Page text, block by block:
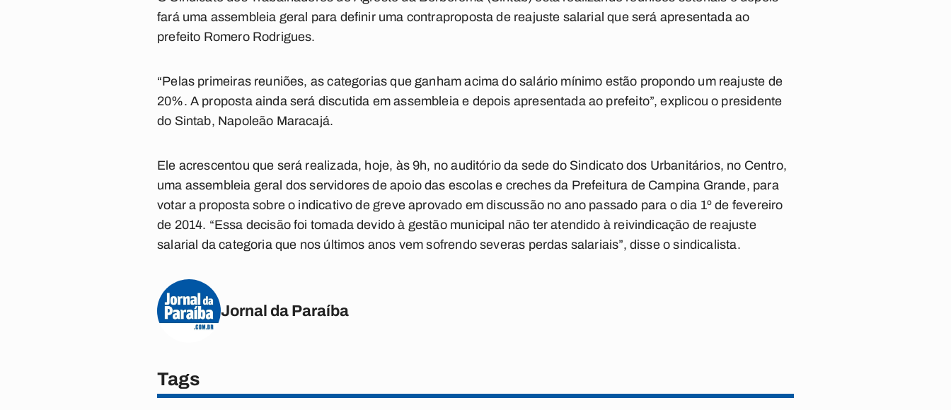
fará uma assembleia geral para definir uma contraproposta de reajuste salarial que será apresentada ao
prefeito Romero Rodrigues.
“Pelas primeiras reuniões, as categorias que ganham acima do salário mínimo estão propondo um reajuste de
20%. A proposta ainda será discutida em assembleia e depois apresentada ao prefeito”, explicou o presidente
do Sintab, Napoleão Maracajá.
Ele acrescentou que será realizada, hoje, às 9h, no auditório da sede do Sindicato dos Urbanitários, no Centro,
uma assembleia geral dos servidores de apoio das escolas e creches da Prefeitura de Campina Grande, para
votar a proposta sobre o indicativo de greve aprovado em discussão no ano passado para o dia 1º de fevereiro
de 2014. “Essa decisão foi tomada devido à gestão municipal não ter atendido à reivindicação de reajuste
salarial da categoria que nos últimos anos vem sofrendo severas perdas salariais”, disse o sindicalista.
Jornal da Paraíba
Tags